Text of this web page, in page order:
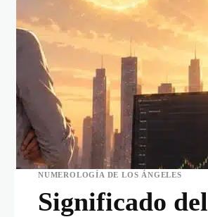
NUMEROLOGÍA DE LOS ÁNGELES
Significado del